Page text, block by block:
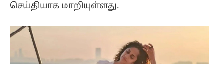
செய்தியாக மாறியுள்ளது.